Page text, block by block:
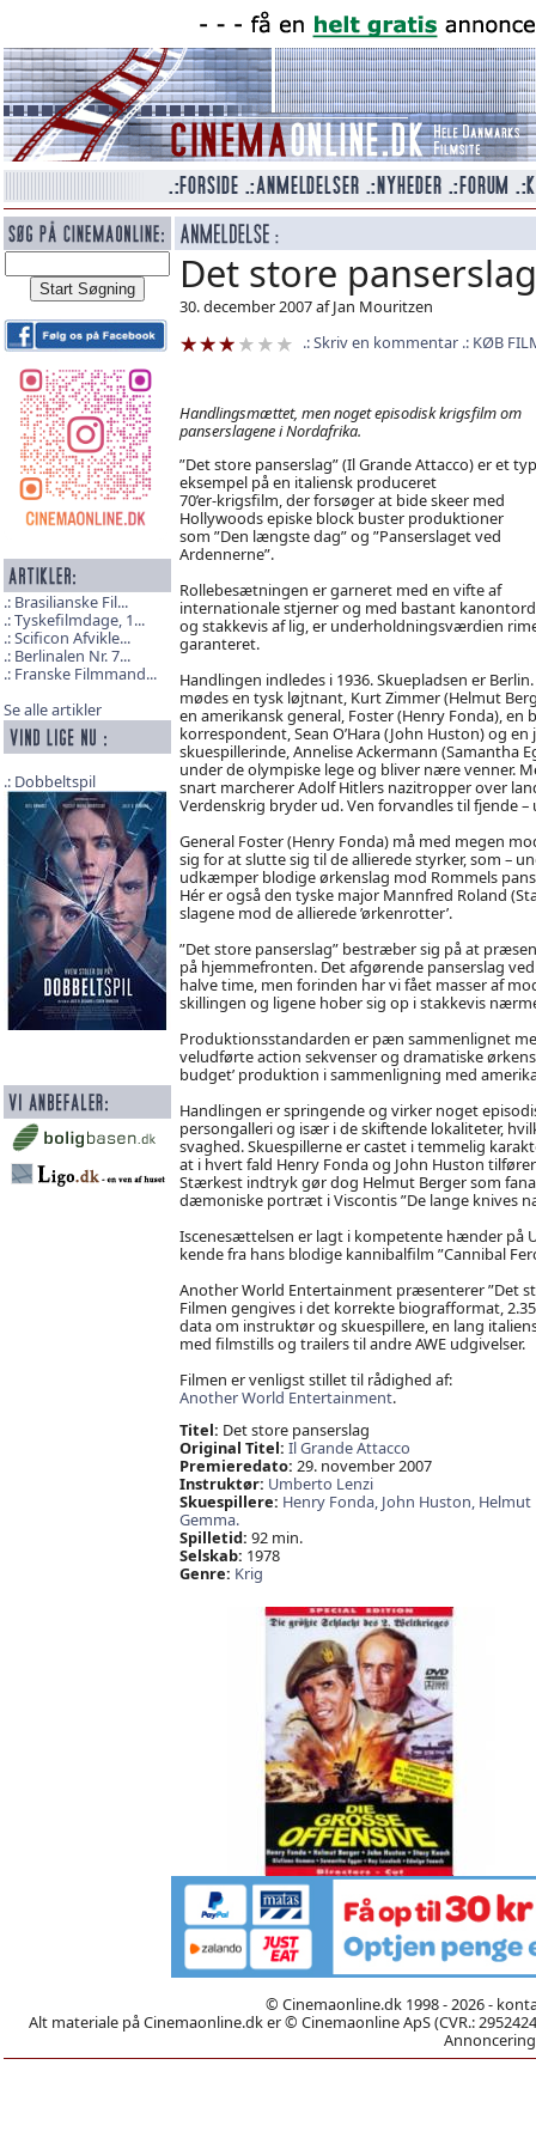
Brasilianske Fil...
Tyskefilmdage, 1...
Scificon Afvikle...
Berlinalen Nr. 7...
Franske Filmmand...
Se alle artikler
Dobbeltspil
Det store panserslag
30. december 2007 af Jan Mouritzen
Skriv en kommentar
KØB
Handlingsmættet, men noget episodisk krigsfilm om
panserslagene i Nordafrika.
”Det store panserslag” (Il Grande Attacco) er et
eksempel på en italiensk produceret
70’er-krigsfilm, der forsøger at bide skeer med
Hollywoods episke block buster produktioner
som ”Den længste dag” og ”Panserslaget ved
Ardennerne”.
Rollebesætningen er garneret med en vifte af
internationale stjerner og med bastant
og stakkevis af lig, er underholdningsværdien
garanteret.
Handlingen indledes i 1936. Skuepladsen er
mødes en tysk løjtnant, Kurt Zimmer (Helmut
en amerikansk general, Foster (Henry Fonda), en
korrespondent, Sean O’Hara (John Huston) og en
skuespillerinde, Annelise Ackermann (Samantha
under de olympiske lege og bliver nære venner.
snart marcherer Adolf Hitlers nazitropper over
Verdenskrig bryder ud. Ven forvandles til fjende –
General Foster (Henry Fonda) må med megen
sig for at slutte sig til de allierede styrker, som –
udkæmper blodige ørkenslag mod Rommels
Hér er også den tyske major Mannfred Roland
slagene mod de allierede ’ørkenrotter’.
”Det store panserslag” bestræber sig på at
på hjemmefronten. Det afgørende panserslag
halve time, men forinden har vi fået masser af
skillingen og ligene hober sig op i stakkevis
Produktionsstandarden er pæn sammenlignet
veludførte action sekvenser og dramatiske
budget’ produktion i sammenligning med
Handlingen er springende og virker noget
persongalleri og især i de skiftende lokaliteter,
svaghed. Skuespillerne er castet i temmelig
at i hvert fald Henry Fonda og John Huston
Stærkest indtryk gør dog Helmut Berger som
dæmoniske portræt i Viscontis ”De lange knives
Iscenesættelsen er lagt i kompetente hænder på
kende fra hans blodige kannibalfilm ”Cannibal
Another World Entertainment præsenterer ”Det
Filmen gengives i det korrekte biografformat,
data om instruktør og skuespillere, en lang
med filmstills og trailers til andre AWE udgivelser.
Filmen er venligst stillet til rådighed af:
Another World Entertainment.
Titel: Det store panserslag
Original Titel: Il Grande Attacco
Premieredato: 29. november 2007
Instruktør: Umberto Lenzi
Skuespillere: Henry Fonda, John Huston, Helmut
Gemma.
Spilletid: 92 min.
Selskab: 1978
Genre: Krig
© Cinemaonline.dk 1998 - 2026 -
Alt materiale på Cinemaonline.dk er © Cinemaonline ApS (CVR.: